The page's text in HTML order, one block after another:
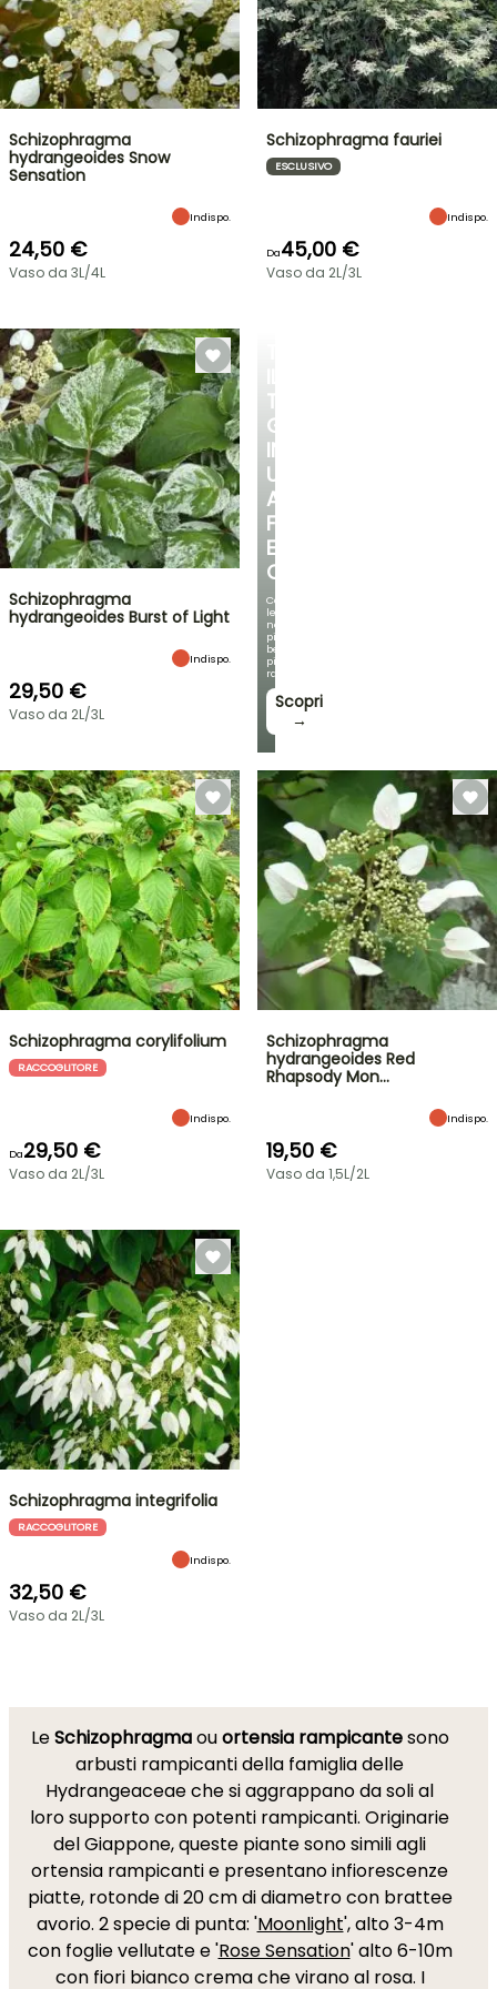
TUO
GIARDINO
IN
UN
ANGOLO
FRESCO
E
OMBREGGIATO
Con
le
nostre
più
belle
piante
rampicanti
Scopri
→
Schizophragma
hydrangeoides Snow
Sensation
Indispo.
24,50 €
Vaso da 3L/4L
Schizophragma fauriei
ESCLUSIVO
Indispo.
Da45,00 €
Vaso da 2L/3L
Schizophragma
hydrangeoides Burst of Light
Indispo.
29,50 €
Vaso da 2L/3L
Schizophragma corylifolium
RACCOGLITORE
Indispo.
Da29,50 €
Vaso da 2L/3L
Schizophragma
hydrangeoides Red
Rhapsody Mon…
Indispo.
19,50 €
Vaso da 1,5L/2L
Schizophragma integrifolia
RACCOGLITORE
Indispo.
32,50 €
Vaso da 2L/3L
LeSchizophragmaouortensia rampicantesono
arbusti rampicanti della famiglia delle
Hydrangeaceae che si aggrappano da soli al
loro supporto con potenti rampicanti. Originarie
del Giappone, queste piante sono simili agli
ortensia rampicanti e presentano infiorescenze
piatte, rotonde di 20 cm di diametro con brattee
avorio. 2 specie di punta: 'Moonlight', alto 3-4m
con foglie vellutate e 'Rose Sensation' alto 6-10m
con fiori bianco crema che virano al rosa. I